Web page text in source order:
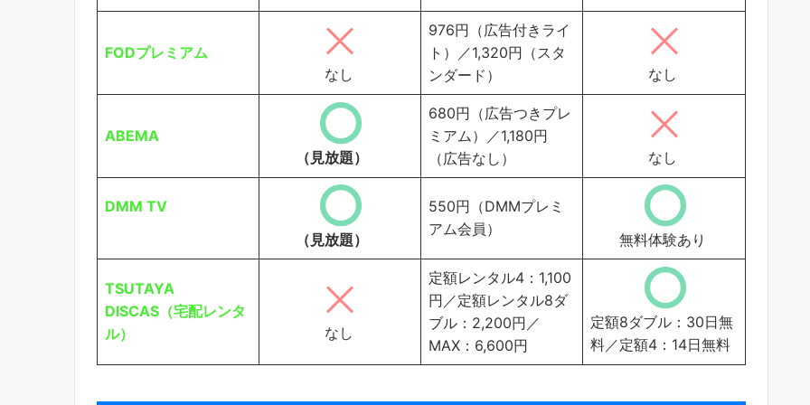
FODプレミアム
なし
976円（広告付きライ
ト）／1,320円（スタ
ンダード）
なし
ABEMA
（見放題）
680円（広告つきプレ
ミアム）／1,180円
（広告なし）
なし
DMM TV
（見放題）
550円（DMMプレミ
アム会員）
無料体験あり
TSUTAYA
DISCAS（宅配レンタ
ル）
なし
定額レンタル4：1,100
円／定額レンタル8ダ
ブル：2,200円／
MAX：6,600円
定額8ダブル：30日無
料／定額4：14日無料